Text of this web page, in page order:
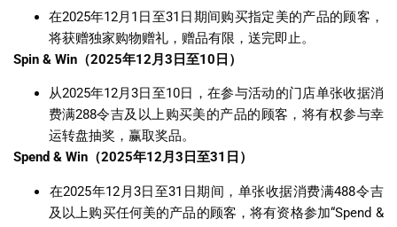
在2025年12月 1 日至31 日期间购买指定美的产品的顾客，
将获赠独家购物赠礼，赠品有限，送完即止。
Spin & Win （2025年12月 3 日至10 日）
从2025年12月3日至10日，在参与活动的门店单张收据消
费满288令吉及以上购买美的产品的顾客，将有权参与幸
运转盘抽奖，赢取奖品。
Spend & Win （2025年12月 3 日至31 日）
在2025年12 月3日至31 日期间，单张收据消费满488令吉
及以上购买任何美的产品的顾客，将有资格参加“Spend &